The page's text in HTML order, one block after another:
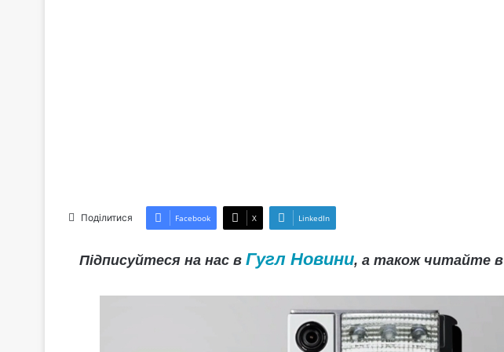
Поділитися Facebook X LinkedIn
Підписуйтеся на нас в Гугл Новини, а також читайте в